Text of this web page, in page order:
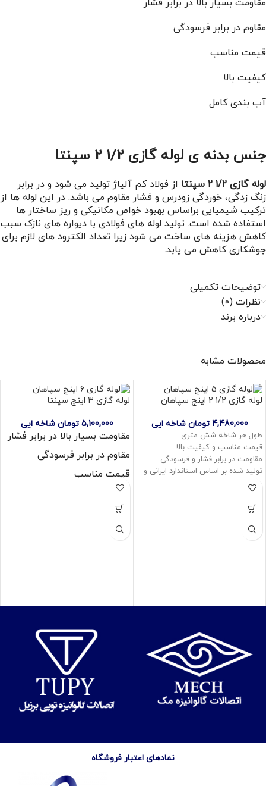
مقاومت بسیار بالا در برابر فشار
مقاوم در برابر فرسودگی
قیمت مناسب
کیفیت بالا
آب بندی کامل
جنس بدنه ی لوله گازی 1/2 2 سپنتا
لوله گازی 1/2 2 سپنتا
از فولاد کم آلیاژ تولید می شود و در برابر
زنگ زدگی، خوردگی زودرس و فشار مقاوم می باشد. در این لوله ها از
ترکیب شیمیایی براساس بهبود خواص مکانیکی و ریز ساختار ها
استفاده شده است. تولید لوله های فولادی با دیواره های نازک سبب
کاهش هزینه های ساخت می شود زیرا تعداد الکترود های لازم برای
جوشکاری کاهش می یابد.
توضیحات تکمیلی
نظرات (0)
درباره برند
محصولات مشابه
لوله گازی 1/2 2 اینچ سپاهان
4,480,000 تومان شاخه ایی
طول هر شاخه شش متری
قیمت مناسب و کیفیت بالا
مقاومت در برابر فشار و فرسودگی
تولید شده بر اساس استاندارد ایرانی و
بین المللی
قابل استفاده برای گاز و آتش نشانی
نوع اتصال جوشی
لوله با ضخامت 2.8، 3، 3.5 و 4 میل
لوله گازی 3 اینچ سپنتا
5,100,000 تومان شاخه ایی
مقاومت بسیار بالا در برابر فشار
مقاوم در برابر فرسودگی
قیمت مناسب
کیفیت بالا
آب بندی کامل
نمادهای اعتبار فروشگاه